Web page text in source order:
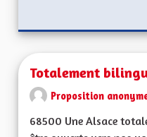
Totalement
Proposition
68500 Une Alsace